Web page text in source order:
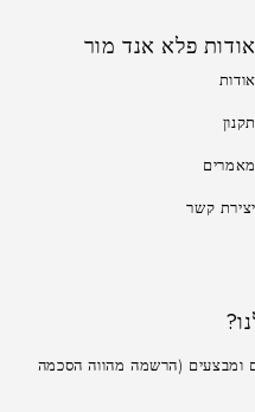
אודות פלא אנד מור
אודות
תקנון
מאמרים
יצירת קשר
ומבצעים (הרשמה מהווה הסכמה